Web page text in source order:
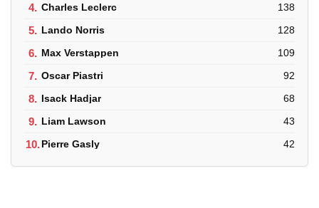
4. Charles Leclerc 138
5. Lando Norris 128
6. Max Verstappen 109
7. Oscar Piastri 92
8. Isack Hadjar 68
9. Liam Lawson 43
10.Pierre Gasly 42